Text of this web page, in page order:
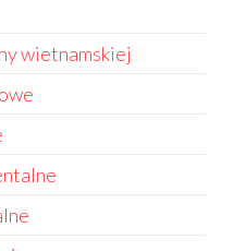
wietnamskiej